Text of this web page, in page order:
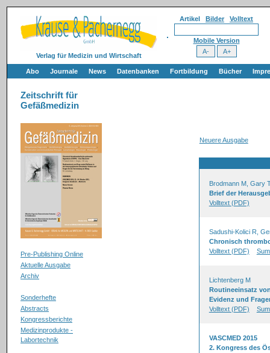
Verlag für Medizin und Wirtschaft
Artikel Bilder Volltext
Mobile Version
Abo Journale News Datenbanken Fortbildung Bücher
Zeitschrift für
Gefäßmedizin
Pre-Publishing Online
Aktuelle Ausgabe
Archiv
Sonderhefte
Abstracts
Kongressberichte
Medizinprodukte -
Labortechnik
Neuere Ausgabe
Brodmann M, Gary
Brief der
Volltext (PDF)
Sadushi-Kolici R,
Chronisch
Volltext (PDF)
Lichtenberg M
Routineeinsatz
Evidenz und
Volltext (PDF)
VASCMED 2015
2. Kongress des